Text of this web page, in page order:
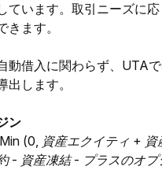
ています。取引ニーズに
きます。
動借入に関わらず、UTA
出します。
ン
(0, 資産エクイティ + 資
- 資産凍結 - プラスのオ